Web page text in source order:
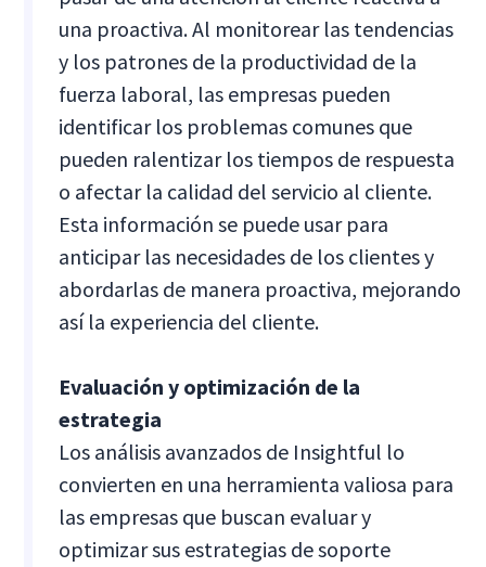
una proactiva. Al monitorear las tendencias
y los patrones de la productividad de la
fuerza laboral, las empresas pueden
identificar los problemas comunes que
pueden ralentizar los tiempos de respuesta
o afectar la calidad del servicio al cliente.
Esta información se puede usar para
anticipar las necesidades de los clientes y
abordarlas de manera proactiva, mejorando
así la experiencia del cliente.
Evaluación y optimización de la
estrategia
Los análisis avanzados de Insightful lo
convierten en una herramienta valiosa para
las empresas que buscan evaluar y
optimizar sus estrategias de soporte